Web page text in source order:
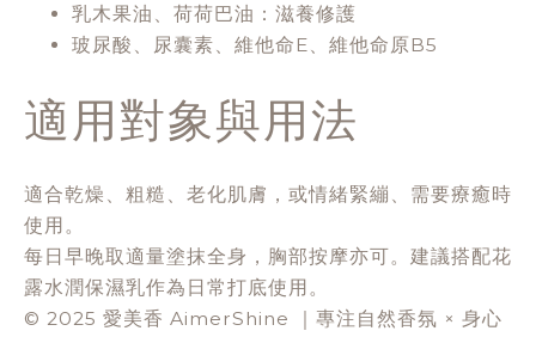
乳木果油、荷荷巴油：滋養修護
玻尿酸、尿囊素、維他命E、維他命原B5
適用對象與用法
適合乾燥、粗糙、老化肌膚，或情緒緊繃、需要療癒時
使用。
每日早晚取適量塗抹全身，胸部按摩亦可。建議搭配花
露水潤保濕乳作為日常打底使用。
© 2025 愛美香 AimerShine ｜專注自然香氛 × 身心